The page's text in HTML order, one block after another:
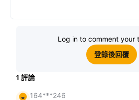
Log in to comment your
登錄後回覆
1 評論
164***246